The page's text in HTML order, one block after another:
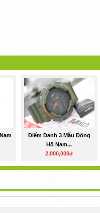
Điểm Danh 3 Mẫu Đồng
Hồ Nam...
2,000,000đ